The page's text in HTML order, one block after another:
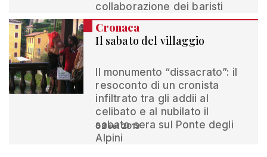
collaborazione dei baristi
Cronaca
Il sabato del villaggio
Il monumento “dissacrato”: il
resoconto di un cronista
infiltrato tra gli addii al
celibato e al nubilato il
sabato sera sul Ponte degli
Alpini
02 set 2013